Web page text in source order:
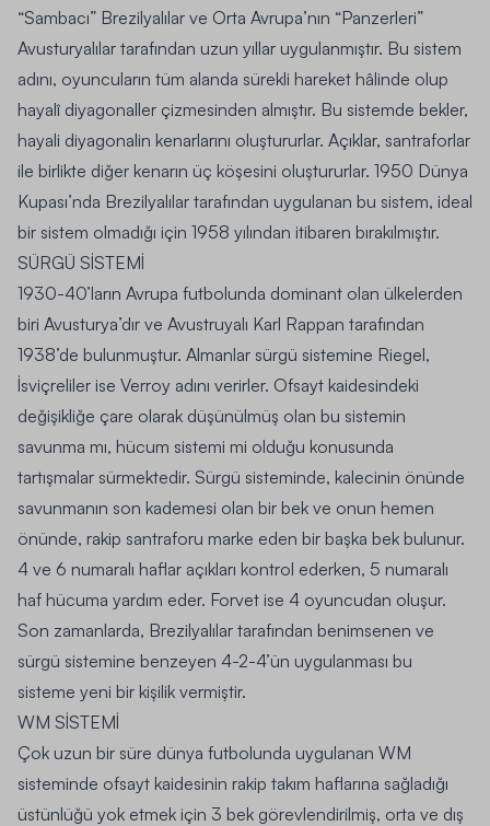
“Sambacı” Brezilyalılar ve Orta Avrupa’nın “Panzerleri”
Avusturyalılar tarafından uzun yıllar uygulanmıştır. Bu sistem
adını, oyuncuların tüm alanda sürekli hareket hâlinde olup
hayalî diyagonaller çizmesinden almıştır. Bu sistemde bekler,
hayali diyagonalin kenarlarını oluştururlar. Açıklar, santraforlar
ile birlikte diğer kenarın üç köşesini oluştururlar. 1950 Dünya
Kupası’nda Brezilyalılar tarafından uygulanan bu sistem, ideal
bir sistem olmadığı için 1958 yılından itibaren bırakılmıştır.
SÜRGÜ SİSTEMİ
1930-40’ların Avrupa futbolunda dominant olan ülkelerden
biri Avusturya’dır ve Avustruyalı Karl Rappan tarafından
1938’de bulunmuştur. Almanlar sürgü sistemine Riegel,
İsviçreliler ise Verroy adını verirler. Ofsayt kaidesindeki
değişikliğe çare olarak düşünülmüş olan bu sistemin
savunma mı, hücum sistemi mi olduğu konusunda
tartışmalar sürmektedir. Sürgü sisteminde, kalecinin önünde
savunmanın son kademesi olan bir bek ve onun hemen
önünde, rakip santraforu marke eden bir başka bek bulunur.
4 ve 6 numaralı haflar açıkları kontrol ederken, 5 numaralı
haf hücuma yardım eder. Forvet ise 4 oyuncudan oluşur.
Son zamanlarda, Brezilyalılar tarafından benimsenen ve
sürgü sistemine benzeyen 4-2-4’ün uygulanması bu
sisteme yeni bir kişilik vermiştir.
WM SİSTEMİ
Çok uzun bir süre dünya futbolunda uygulanan WM
sisteminde ofsayt kaidesinin rakip takım haflarına sağladığı
üstünlüğü yok etmek için 3 bek görevlendirilmiş, orta ve dış